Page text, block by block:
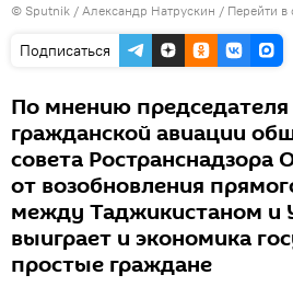
© Sputnik / Александр Натрускин / Перейти в
Подписаться
По мнению
гражданской авиации
совета Ространснадзора
от возобновления
между Таджикистаном и
выиграет и экономика
простые граждане